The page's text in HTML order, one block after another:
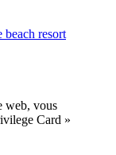
resort
web, vous
Card »